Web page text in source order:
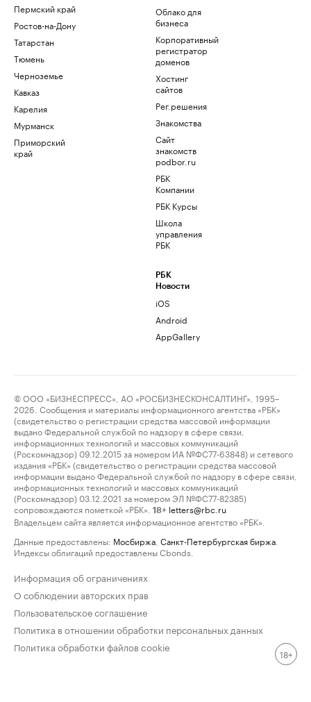
Пермский край
Ростов-на-Дону
Татарстан
Тюмень
Черноземье
Кавказ
Карелия
Мурманск
Приморский
край
Облако для
бизнеса
Корпоративный
регистратор
доменов
Хостинг
сайтов
Рег.решения
Знакомства
Сайт
знакомств
podbor.ru
РБК
Компании
РБК Курсы
Школа
управления
РБК
РБК
Новости
iOS
Android
AppGallery
© ООО «БИЗНЕСПРЕСС», АО «РОСБИЗНЕСКОНСАЛТИНГ», 1995–
2026. Сообщения и материалы информационного агентства «РБК»
(свидетельство о регистрации средства массовой информации
выдано Федеральной службой по надзору в сфере связи,
информационных технологий и массовых коммуникаций
(Роскомнадзор) 09.12.2015 за номером ИА №ФС77-63848) и сетевого
издания «РБК» (свидетельство о регистрации средства массовой
информации выдано Федеральной службой по надзору в сфере связи,
информационных технологий и массовых коммуникаций
(Роскомнадзор) 03.12.2021 за номером ЭЛ №ФС77-82385)
сопровождаются пометкой «РБК».
18+ letters@rbc.ru
Владельцем сайта является информационное агентство «РБК».
Данные предоставлены: Мосбиржа Санкт-Петербургская биржа
Индексы облигаций предоставлены Cbonds.
Информация об ограничениях
О соблюдении авторских прав
Пользовательское соглашение
Политика в отношении обработки персональных данных
Политика обработки файлов cookie
18+